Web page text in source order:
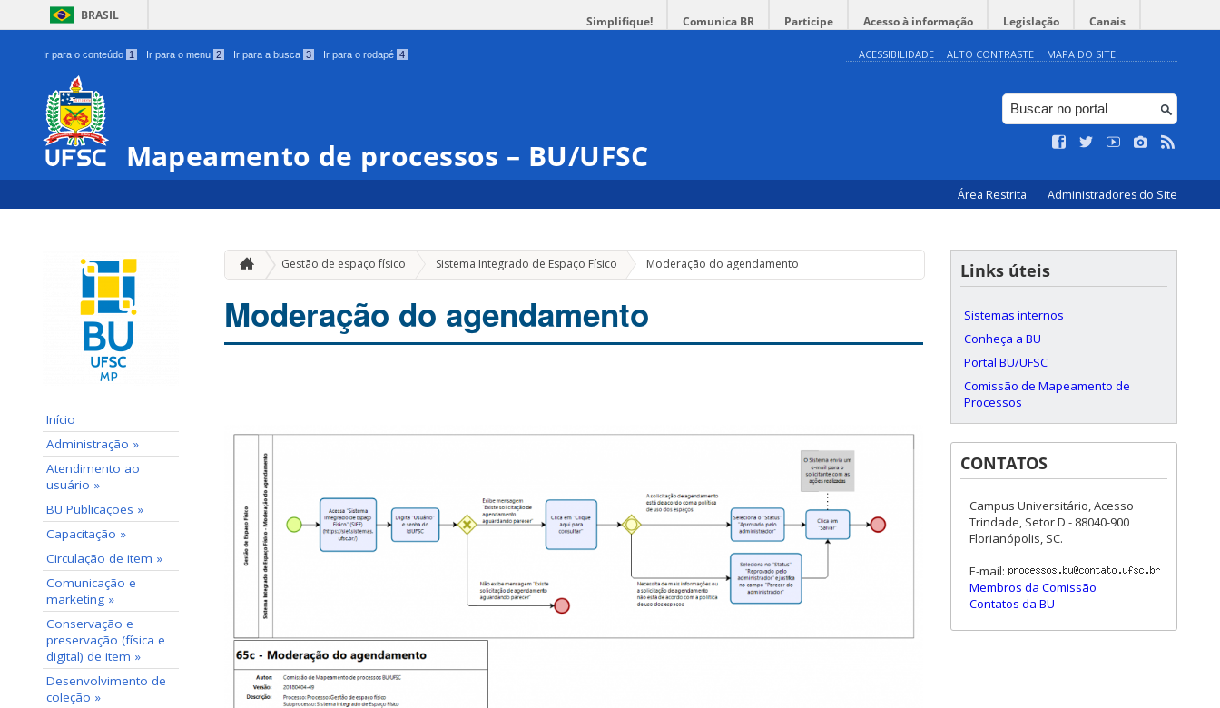
BRASIL Simplifique! Comunica BR Participe Acesso à informação Legislação Canais
Ir para o conteúdo 1 Ir para o menu 2 Ir para a busca 3 Ir para o rodapé 4 ACESSIBILIDADE ALTO CONTRASTE MAPA DO SITE
Mapeamento de processos – BU/UFSC
Área Restrita Administradores do Site
Início
Administração »
Atendimento ao
usuário »
BU Publicações »
Capacitação »
Circulação de item »
Comunicação e
marketing »
Conservação e
preservação (física e
digital) de item »
Desenvolvimento de
coleção »
Gestão de espaço físico Sistema Integrado de Espaço Físico Moderação do agendamento
Moderação do agendamento
Links úteis
Sistemas internos
Conheça a BU
Portal BU/UFSC
Comissão de Mapeamento de
Processos
CONTATOS
Campus Universitário, Acesso
Trindade, Setor D - 88040-900
Florianópolis, SC.
E-mail:
Membros da Comissão
Contatos da BU